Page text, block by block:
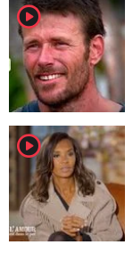
player2
player2